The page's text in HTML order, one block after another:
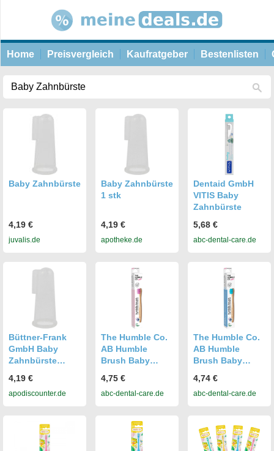
Home Preisvergleich Kaufratgeber Bestenlisten
Baby Zahnbürste
4,19 €
juvalis.de
Baby Zahnbürste
1 stk
4,19 €
apotheke.de
Dentaid GmbH
VITIS Baby
Zahnbürste
5,68 €
abc-dental-care.de
Büttner-Frank
GmbH Baby
Zahnbürste
4,19 €
apodiscounter.de
The Humble Co.
AB Humble
Brush Baby
soft, Pink
4,75 €
abc-dental-care.de
The Humble Co.
AB Humble
Brush Baby
soft: Blau
4,74 €
abc-dental-care.de